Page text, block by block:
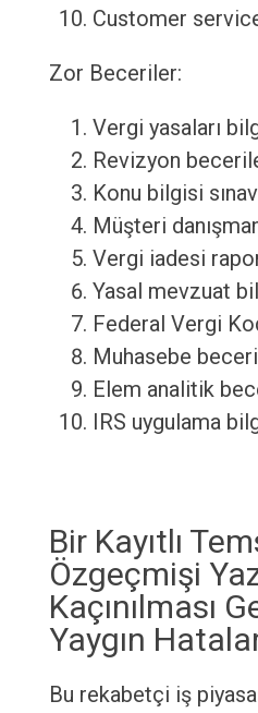
Customer
Zor Beceriler:
Vergi yasaları
Revizyon
Konu bilgisi
Müşteri
Vergi iadesi
Yasal mevzuat
Federal Vergi
Muhasebe
Elem analitik
IRS uygulama
Bir Kayıtlı
Özgeçmişi
Kaçınılması
Yaygın
Bu rekabetçi iş